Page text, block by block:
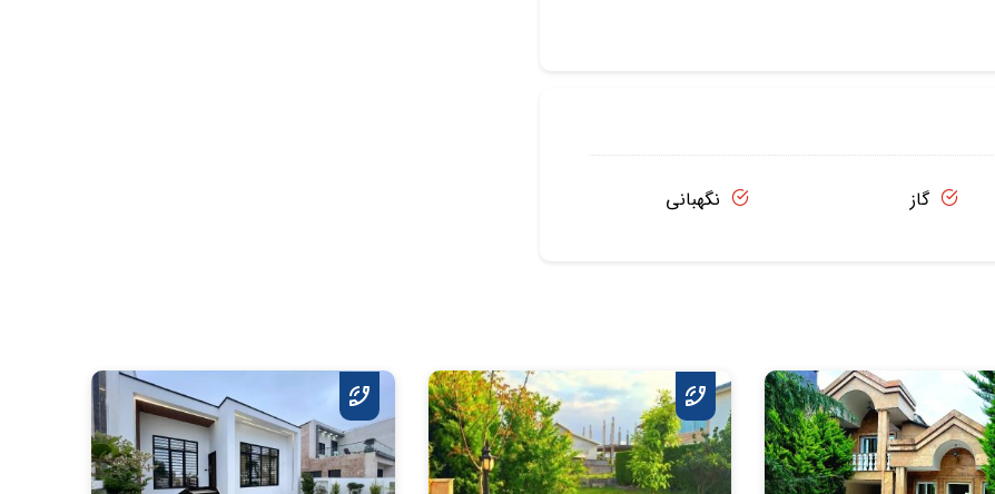
گاز نگهبانی